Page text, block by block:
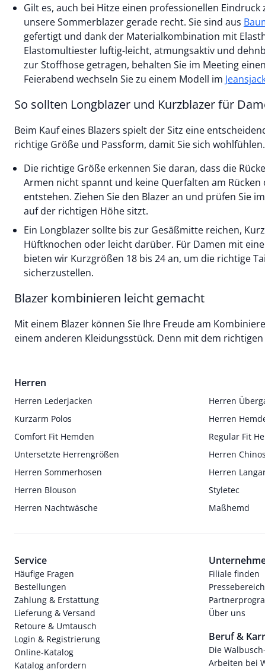
Gilt es, auch bei Hitze einen professionellen
unsere Sommerblazer gerade recht. Sie sind aus
gefertigt und dank der Materialkombination mit
Elastomultiester luftig-leicht, atmungsaktiv und
zur Stoffhose getragen, behalten Sie im Meeting
Feierabend wechseln Sie zu einem Modell im
So sollten Longblazer und Kurzblazer für
Beim Kauf eines Blazers spielt der Sitz eine
richtige Größe und Passform, damit Sie sich wohlfühlen.
Die richtige Größe erkennen Sie daran, dass die
Armen nicht spannt und keine Querfalten am
entstehen. Ziehen Sie den Blazer an und prüfen Sie
auf der richtigen Höhe sitzt.
Ein Longblazer sollte bis zur Gesäßmitte reichen,
Hüftknochen oder leicht darüber. Für Damen mit
bieten wir Kurzgrößen 18 bis 24 an, um die richtige
sicherzustellen.
Blazer kombinieren leicht gemacht
Mit einem Blazer können Sie Ihre Freude am
einem anderen Kleidungsstück. Denn mit dem
Herren
Herren Lederjacken
Herren
Kurzarm Polos
Herren
Comfort Fit Hemden
Regular Fit
Untersetzte Herrengrößen
Herren Chinos
Herren Sommerhosen
Herren
Herren Blouson
Styletec
Herren Nachtwäsche
Maßhemd
Service
Häufige Fragen
Bestellungen
Zahlung & Erstattung
Lieferung & Versand
Retoure & Umtausch
Login & Registrierung
Online-Katalog
Katalog anfordern
Filiale finden
Pressebereich
Über uns
Beruf &
Die
Arbeiten bei